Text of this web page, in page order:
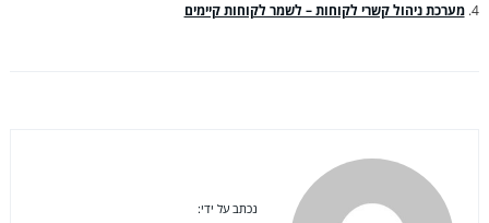
מערכת ניהול קשרי לקוחות – לשמר לקוחות קיימים
נכתב על ידי: